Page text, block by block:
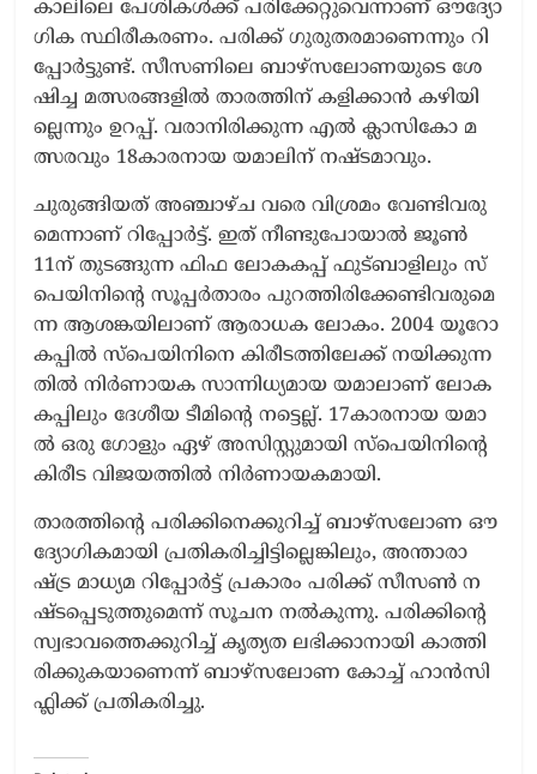
കാ​ലി​ലെ പേ​ശി​ക​ൾ​ക്ക് പ​രി​ക്കേ​റ്റു​വെ​ന്നാ​ണ് ഔ​ദ്യോ​
ഗി​ക സ്ഥി​രീ​ക​ര​ണം. പ​രി​ക്ക് ഗു​രു​ത​ര​മാ​ണെ​ന്നും റി​
പ്പോ​ർ​ട്ടു​ണ്ട്. സീ​സ​ണി​ലെ ബാ​ഴ്സ​ലോ​ണ​യു​ടെ ശേ​
ഷി​ച്ച മ​ത്സ​ര​ങ്ങ​ളി​ൽ താ​ര​ത്തി​ന് ക​ളി​ക്കാ​ൻ ക​ഴി​യി​
ല്ലെ​ന്നും ഉ​റ​പ്പ്. വ​രാ​നി​രി​ക്കു​ന്ന എ​ൽ ക്ലാ​സി​കോ മ​
ത്സ​ര​വും 18കാ​ര​നാ​യ യ​മാ​ലി​ന് ന​ഷ്ട​മാ​വും.
ചു​രു​ങ്ങി​യ​ത് അ​ഞ്ചാ​ഴ്ച വ​രെ വി​ശ്ര​മം വേ​ണ്ടി​വ​രു​
മെ​ന്നാ​ണ് റി​പ്പോ​ർ​ട്ട്. ഇ​ത് നീ​ണ്ടു​പോ​യാ​ൽ ജൂ​ൺ
11ന് ​തു​ട​ങ്ങു​ന്ന ഫി​ഫ ലോ​ക​ക​പ്പ് ഫു​ട്ബാ​ളി​ലും സ്​​
പെ​യി​നി​ന്റെ സൂ​പ്പ​ർ​താ​രം പു​റ​ത്തി​രി​ക്കേ​ണ്ടി​വ​രു​മെ​
ന്ന ആ​ശ​ങ്ക​യി​ലാ​ണ് ആ​രാ​ധ​ക ലോ​കം. 2004 യൂ​റോ
ക​പ്പി​ൽ സ്​​പെ​യി​നി​നെ കി​രീ​ട​ത്തി​ലേ​ക്ക് ന​യി​ക്കു​ന്ന​
തി​ൽ നി​ർ​ണാ​യ​ക സാ​ന്നി​ധ്യ​മാ​യ യ​മാ​ലാ​ണ് ലോ​ക​
ക​പ്പി​ലും ദേ​ശീ​യ ടീ​മി​ന്റെ ന​ട്ടെ​ല്ല്. 17കാ​ര​നാ​യ യ​മാ​
ൽ ഒ​രു ഗോ​ളും ഏ​ഴ് അ​സി​സ്റ്റു​മാ​യി സ്​​പെ​യി​നി​ന്റെ
കി​രീ​ട വി​ജ​യ​ത്തി​ൽ നി​ർ​ണാ​യ​ക​മാ​യി.
താ​ര​ത്തി​ന്റെ പ​രി​ക്കി​നെ​ക്കു​റി​ച്ച് ബാ​ഴ്സ​ലോ​ണ ഔ​
ദ്യോ​ഗി​ക​മാ​യി പ്ര​തി​ക​രി​ച്ചി​​ട്ടി​ല്ലെ​ങ്കി​ലും, അ​ന്താ​രാ​
ഷ്ട്ര മാ​ധ്യ​മ റി​പ്പോ​ർ​ട്ട് പ്ര​കാ​രം പ​രി​ക്ക് സീ​സ​ൺ ന​
ഷ്ട​പ്പെ​ടു​ത്തു​മെ​ന്ന് സൂ​ച​ന ന​ൽ​കു​ന്നു. പ​രി​ക്കി​ന്റെ
സ്വ​ഭാ​വ​ത്തെ​ക്കു​റി​ച്ച് കൃ​ത്യ​ത ല​ഭി​ക്കാ​നാ​യി കാ​ത്തി​
രി​ക്കു​ക​യാ​​ണെ​ന്ന് ബാ​ഴ്സ​ലോ​ണ കോ​ച്ച് ഹാ​ൻ​സി
ഫ്ലി​ക്ക് പ്ര​തി​ക​രി​ച്ചു.